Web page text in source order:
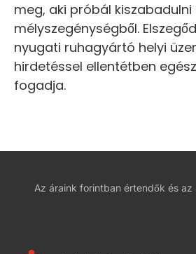
meg, aki próbál kiszabadulni
mélyszegénységből.
nyugati ruhagyártó helyi
hirdetéssel ellentétben
fogadja.
Az áraink forintban értendők és